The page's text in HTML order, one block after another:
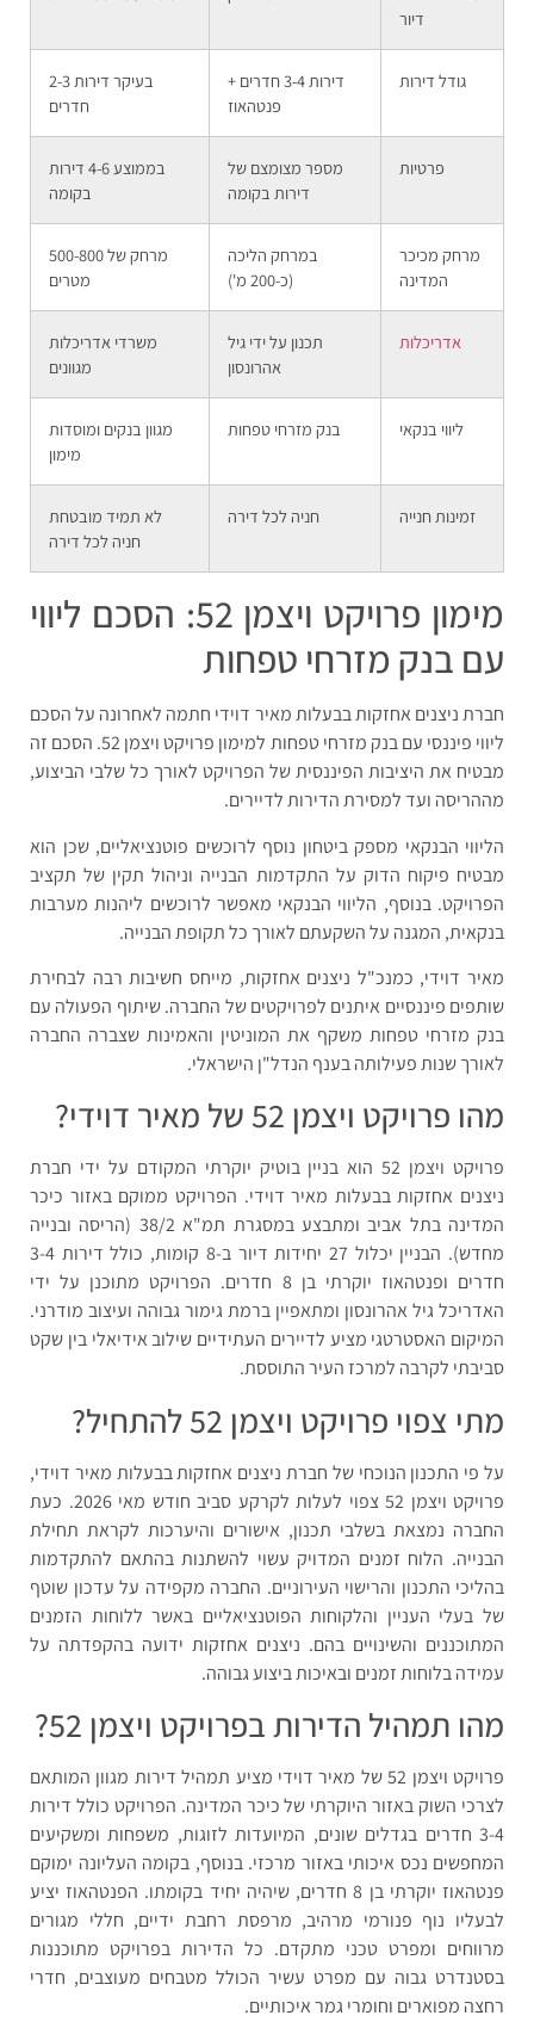
דיור
גודל דירות
דירות 3-4 חדרים +
פנטהאוז
בעיקר דירות 2-3
חדרים
פרטיות
מספר מצומצם של
דירות בקומה
בממוצע 4-6 דירות
בקומה
מרחק מכיכר
המדינה
במרחק הליכה
(כ-200 מ')
מרחק של 500-800
מטרים
אדריכלות
תכנון על ידי גיל
אהרונסון
משרדי אדריכלות
מגוונים
ליווי בנקאי בנק מזרחי טפחות
מגוון בנקים ומוסדות
מימון
זמינות חנייה חניה לכל דירה
לא תמיד מובטחת
חניה לכל דירה
מימון פרויקט ויצמן 52: הסכם ליווי
עם בנק מזרחי טפחות
חברת ניצנים אחזקות בבעלות מאיר דוידי חתמה לאחרונה על הסכם
ליווי פיננסי עם בנק מזרחי טפחות למימון פרויקט ויצמן 52. הסכם זה
מבטיח את היציבות הפיננסית של הפרויקט לאורך כל שלבי הביצוע,
מההריסה ועד למסירת הדירות לדיירים.
הליווי הבנקאי מספק ביטחון נוסף לרוכשים פוטנציאליים, שכן הוא
מבטיח פיקוח הדוק על התקדמות הבנייה וניהול תקין של תקציב
הפרויקט. בנוסף, הליווי הבנקאי מאפשר לרוכשים ליהנות מערבות
בנקאית, המגנה על השקעתם לאורך כל תקופת הבנייה.
מאיר דוידי, כמנכ"ל ניצנים אחזקות, מייחס חשיבות רבה לבחירת
שותפים פיננסיים איתנים לפרויקטים של החברה. שיתוף הפעולה עם
בנק מזרחי טפחות משקף את המוניטין והאמינות שצברה החברה
לאורך שנות פעילותה בענף הנדל"ן הישראלי.
מהו פרויקט ויצמן 52 של מאיר דוידי?
פרויקט ויצמן 52 הוא בניין בוטיק יוקרתי המקודם על ידי חברת
ניצנים אחזקות בבעלות מאיר דוידי. הפרויקט ממוקם באזור כיכר
המדינה בתל אביב ומתבצע במסגרת תמ"א 38/2 (הריסה ובנייה
מחדש). הבניין יכלול 27 יחידות דיור ב-8 קומות, כולל דירות 3-4
חדרים ופנטהאוז יוקרתי בן 8 חדרים. הפרויקט מתוכנן על ידי
האדריכל גיל אהרונסון ומתאפיין ברמת גימור גבוהה ועיצוב מודרני.
המיקום האסטרטגי מציע לדיירים העתידיים שילוב אידיאלי בין שקט
סביבתי לקרבה למרכז העיר התוססת.
מתי צפוי פרויקט ויצמן 52 להתחיל?
על פי התכנון הנוכחי של חברת ניצנים אחזקות בבעלות מאיר דוידי,
פרויקט ויצמן 52 צפוי לעלות לקרקע סביב חודש מאי 2026. כעת
החברה נמצאת בשלבי תכנון, אישורים והיערכות לקראת תחילת
הבנייה. הלוח זמנים המדויק עשוי להשתנות בהתאם להתקדמות
בהליכי התכנון והרישוי העירוניים. החברה מקפידה על עדכון שוטף
של בעלי העניין והלקוחות הפוטנציאליים באשר ללוחות הזמנים
המתוכננים והשינויים בהם. ניצנים אחזקות ידועה בהקפדתה על
עמידה בלוחות זמנים ובאיכות ביצוע גבוהה.
מהו תמהיל הדירות בפרויקט ויצמן 52?
פרויקט ויצמן 52 של מאיר דוידי מציע תמהיל דירות מגוון המותאם
לצרכי השוק באזור היוקרתי של כיכר המדינה. הפרויקט כולל דירות
3-4 חדרים בגדלים שונים, המיועדות לזוגות, משפחות ומשקיעים
המחפשים נכס איכותי באזור מרכזי. בנוסף, בקומה העליונה ימוקם
פנטהאוז יוקרתי בן 8 חדרים, שיהיה יחיד בקומתו. הפנטהאוז יציע
לבעליו נוף פנורמי מרהיב, מרפסת רחבת ידיים, חללי מגורים
מרווחים ומפרט טכני מתקדם. כל הדירות בפרויקט מתוכננות
בסטנדרט גבוה עם מפרט עשיר הכולל מטבחים מעוצבים, חדרי
רחצה מפוארים וחומרי גמר איכותיים.